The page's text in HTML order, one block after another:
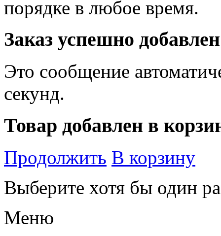
порядке в любое время.
Заказ успешно
Это сообщение
секунд.
Товар добавлен в
Продолжить В корзину
Выберите хотя бы один
Меню